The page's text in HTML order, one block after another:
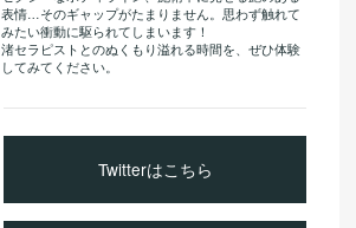
表情…そのギャップがたまりません。思わず触れて
みたい衝動に駆られてしまいます！
渚セラピストとのぬくもり溢れる時間を、ぜひ体験
してみてください。
Twitterはこちら